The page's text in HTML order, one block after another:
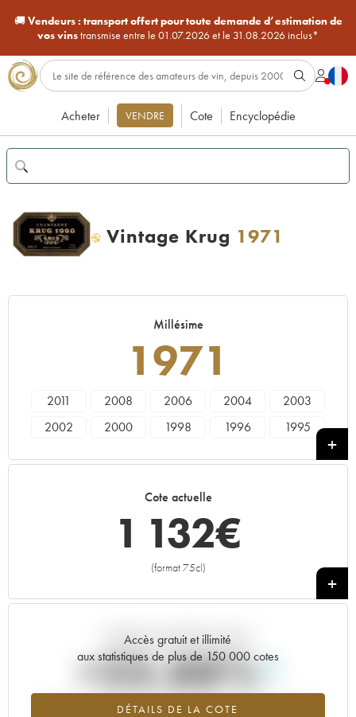
🚚Vendeurs : transport offert pour toute demande d’estimation de
vos vinstransmise entre le 01.07.2026 et le 31.08.2026 inclus*
Acheter VENDRE Cote Encyclopédie
H Vintage Krug 1971
Millésime
1971
2011 2008 2006 2004
2003
2002
2000 1998 1996
1995
1966
----
Cote actuelle
1 132€
(format 75cl)
+
Accès gratuit et illimité
aux statistiques de plus de 150 000 cotes
DÉTAILS DE LA COTE
Tendance actuelle de la cote
+23.88%
Tendance à la hausse du millésime 1971 en 2026 par rapport à